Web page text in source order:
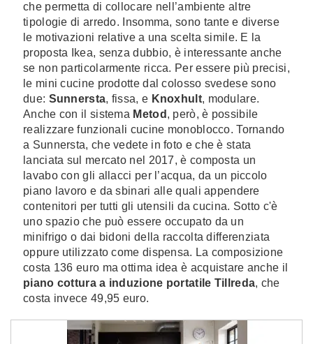
che permetta di collocare nell’ambiente altre
tipologie di arredo. Insomma, sono tante e diverse
le motivazioni relative a una scelta simile. E la
proposta Ikea, senza dubbio, è interessante anche
se non particolarmente ricca. Per essere più precisi,
le mini cucine prodotte dal colosso svedese sono
due: Sunnersta, fissa, e Knoxhult, modulare.
Anche con il sistema Metod , però, è possibile
realizzare funzionali cucine monoblocco. Tornando
a Sunnersta, che vedete in foto e che è stata
lanciata sul mercato nel 2017, è composta un
lavabo con gli allacci per l’acqua, da un piccolo
piano lavoro e da sbinari alle quali appendere
contenitori per tutti gli utensili da cucina. Sotto c'è
uno spazio che può essere occupato da un
minifrigo o dai bidoni della raccolta differenziata
oppure utilizzato come dispensa. La composizione
costa 136 euro ma ottima idea è acquistare anche il
piano cottura a induzione portatile Tillreda, che
costa invece 49,95 euro.